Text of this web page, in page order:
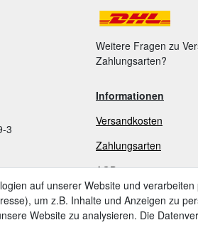
3
Weitere Fragen zu
Zahlungsarten?
Informationen
Versandkosten
Zahlungsarten
AGB
Widerrufsrecht
Vertrag widerrufen
auf unserer Website und
um z.B. Inhalte und Anzeigen zu
Website zu analysieren. Die